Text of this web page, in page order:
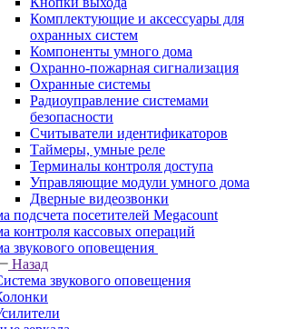
Комплектующие и аксессуары для
охранных систем
Компоненты умного дома
Охранно-пожарная сигнализация
Охранные системы
Радиоуправление системами
безопасности
Считыватели идентификаторов
Таймеры, умные реле
Терминалы контроля доступа
Управляющие модули умного дома
Дверные видеозвонки
подсчета посетителей Megacount
контроля кассовых операций
звукового оповещения
Назад
звукового оповещения